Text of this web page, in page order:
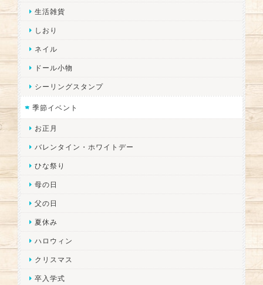
生活雑貨
しおり
ネイル
ドール小物
シーリングスタンプ
季節イベント
お正月
バレンタイン・ホワイトデー
ひな祭り
母の日
父の日
夏休み
ハロウィン
クリスマス
卒入学式